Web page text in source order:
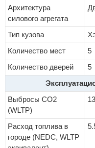
Архитектура
силового агрегата
Тип кузова
Количество мест
5
Количество дверей
5
Выбросы CO2
(WLTP)
Расход топлива в
городе (NEDC, WLTP